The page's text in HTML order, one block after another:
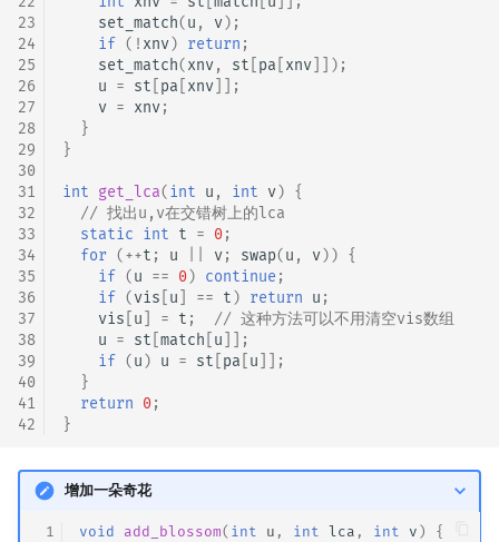
23
24
25
26
27
28
29
30
31
32
33
34
35
36
37
38
39
40
41
42
set_match(u , v);
if ( ! xnv) return ;
set_match(xnv, st pa xnv ]]);
u = st pa xnv ]];
v = xnv;
}
}
int get_lca(int u , int v) {
// 找出u,v在交错树上的lca
static int t = 0;
for (++t ; u v; swap(u , v)) {
if (u == 0) continue ;
if (vis u == t) return u ;
vis u = t ;
// 这种方法可以不用清空vis数组
u = st match u ]];
if (u) u = st pa u ]];
}
return 0;
}
增加一朵奇花
1
void add_blossom( int u , int lca , int v )
{